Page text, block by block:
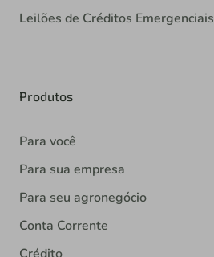
Leilões de Créditos Emergenciais
Produtos
Para você
Para sua empresa
Para seu agronegócio
Conta Corrente
Crédito